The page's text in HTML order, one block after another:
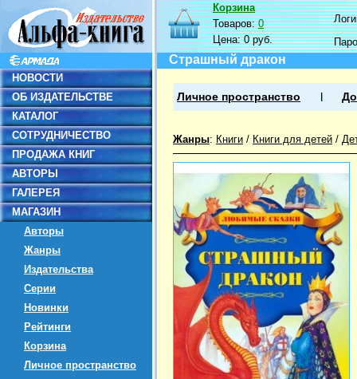
НОВОСТИ
ОБ ИЗДАТЕЛЬСТВЕ
КАТАЛОГ
СОТРУДНИЧЕСТВО
ПРОДАЖА КНИГ
АВТОРЫ
ГАЛЕРЕЯ
МАГАЗИН
Авторы
Жанры
Издательства
Серии
Новинки
Рейтинги
Корзина
Личное пространство
Корзина
Товаров:0
Цена:0 руб.
Страшный дракон
Личное пространство
Жанры: Книги / Книги для детей /